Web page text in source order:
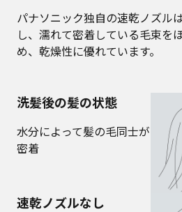
パナソニック独自の速乾ノズル
し、濡れて密着している毛束を
め、乾燥性に優れています。
洗髪後の髪の状態
水分によって髪の毛同士が
密着
速乾ノズルなし